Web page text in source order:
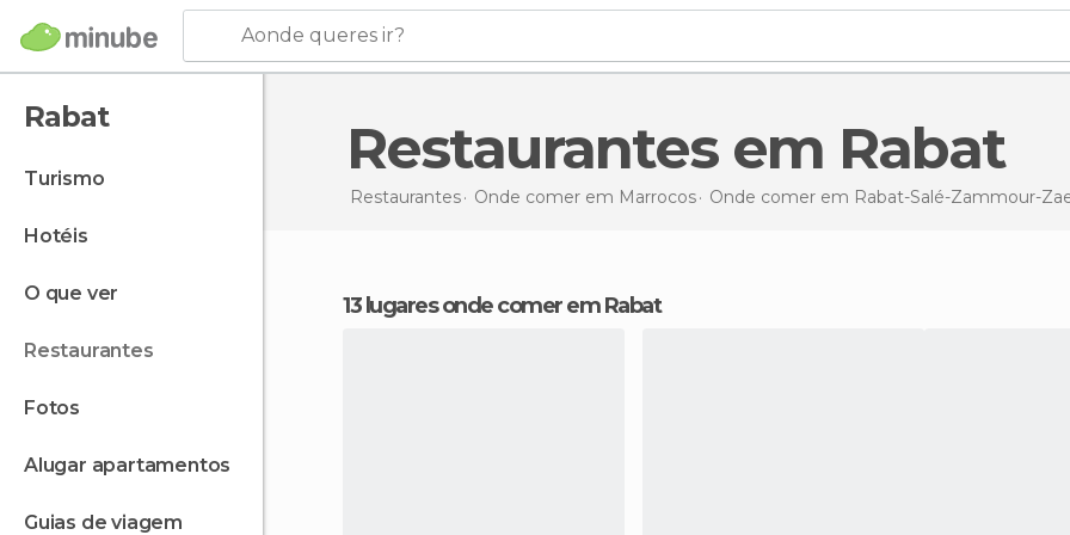
Aonde queres ir?
Rabat
turismo
hotéis
o que ver
restaurantes
fotos
alugar apartamentos
guias de viagem
Restaurantes em Rabat
Restaurantes Onde comer em Marrocos Onde comer em Rabat-Salé-Zammour-
13 lugares onde comer em Rabat